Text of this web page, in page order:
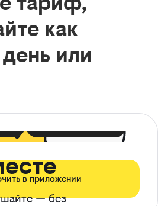
как
или
— без
в приложении